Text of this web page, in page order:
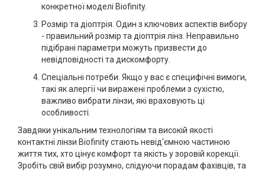
конкретної моделі Biofinity.
Розмір та діоптрія. Один з ключових аспектів вибору
- правильний розмір та діоптрія лінз. Неправильно
підібрані параметри можуть призвести до
невідповідності та дискомфорту.
Спеціальні потреби. Якщо у вас є специфічні вимоги,
такі як алергії чи виражені проблеми з сухістю,
важливо вибрати лінзи, які враховують ці
особливості.
Завдяки унікальним технологіям та високій якості
контактні лінзи Biofinity стають невід'ємною частиною
життя тих, хто цінує комфорт та якість у зоровій корекції.
Зробіть свій вибір розумно, слідуючи порадам фахівців, та